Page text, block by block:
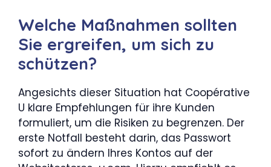
Welche Maßnahmen sollten
Sie ergreifen, um sich zu
schützen?
Angesichts dieser Situation hat Coopérative
U klare Empfehlungen für ihre Kunden
formuliert, um die Risiken zu begrenzen. Der
erste Notfall besteht darin, das Passwort
sofort zu ändern Ihres Kontos auf der